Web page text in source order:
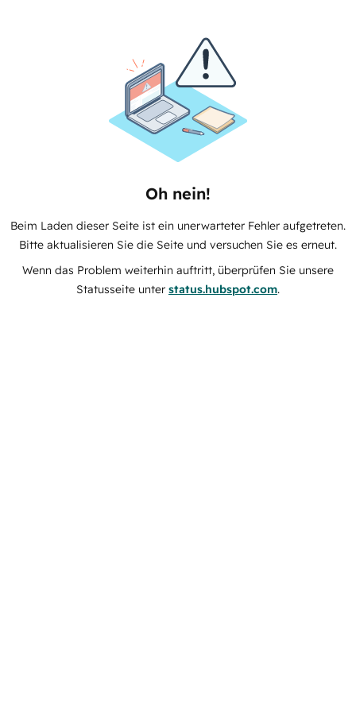
Oh nein!
Beim Laden dieser Seite ist ein unerwarteter Fehler aufgetreten.
Bitte aktualisieren Sie die Seite und versuchen Sie es erneut.
Wenn das Problem weiterhin auftritt, überprüfen Sie unsere
Statusseite unter status.hubspot.com.